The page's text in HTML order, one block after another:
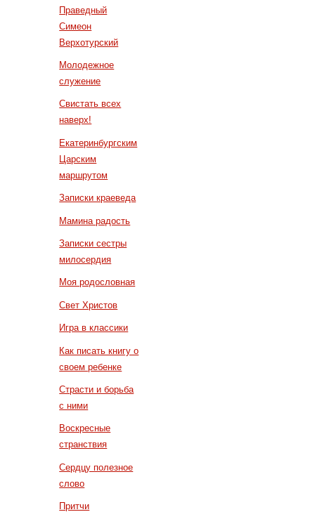
Праведный
Симеон
Верхотурский
Молодежное
служение
Свистать всех
наверх!
Екатеринбургским
Царским
маршрутом
Записки краеведа
Мамина радость
Записки сестры
милосердия
Моя родословная
Свет Христов
Игра в классики
Как писать книгу о
своем ребенке
Страсти и борьба
с ними
Воскресные
странствия
Сердцу полезное
слово
Притчи